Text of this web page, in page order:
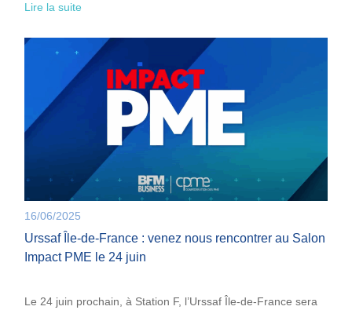
Lire la suite
16/06/2025
Urssaf Île-de-France : venez nous rencontrer au Salon
Impact PME le 24 juin
Le 24 juin prochain, à Station F, l’Urssaf Île-de-France sera